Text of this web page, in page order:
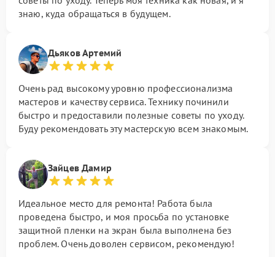
знаю, куда обращаться в будущем.
Дьяков Артемий
Очень рад высокому уровню профессионализма
мастеров и качеству сервиса. Технику починили
быстро и предоставили полезные советы по уходу.
Буду рекомендовать эту мастерскую всем знакомым.
Зайцев Дамир
Идеальное место для ремонта! Работа была
проведена быстро, и моя просьба по установке
защитной пленки на экран была выполнена без
проблем. Очень доволен сервисом, рекомендую!